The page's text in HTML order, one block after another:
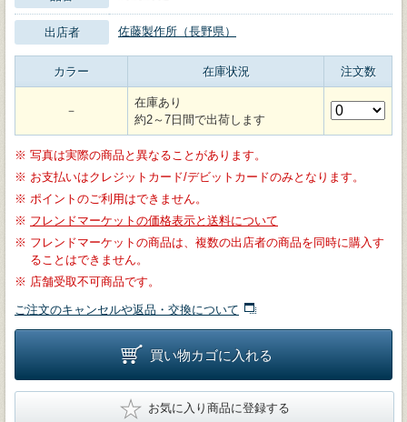
出店者 佐藤製作所（長野県）
カラー 在庫状況 注文数
－
在庫あり
約2～7日間で出荷します
※ 写真は実際の商品と異なることがあります。
※ お支払いはクレジットカード/デビットカードのみとなります。
※ ポイントのご利用はできません。
※ フレンドマーケットの価格表示と送料について
※ フレンドマーケットの商品は、複数の出店者の商品を同時に購入す
ることはできません。
※ 店舗受取不可商品です。
ご注文のキャンセルや返品・交換について
買い物カゴに入れる
★ お気に入り商品に登録する